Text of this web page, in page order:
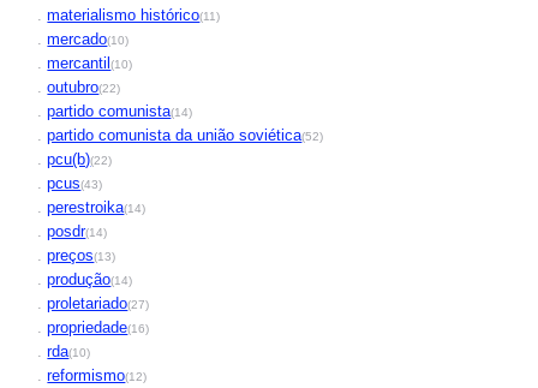
.materialismo histórico(11)
.mercado(10)
.mercantil(10)
.outubro(22)
.partido comunista(14)
.partido comunista da união soviética(52)
.pcu(b)(22)
.pcus(43)
.perestroika(14)
.posdr(14)
.preços(13)
.produção(14)
.proletariado(27)
.propriedade(16)
.rda(10)
.reformismo(12)